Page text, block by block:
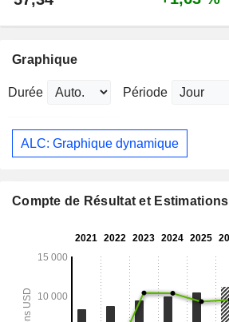
Graphique
Durée Période
ALC: Graphique dynamique
Compte de Résultat et Estimations